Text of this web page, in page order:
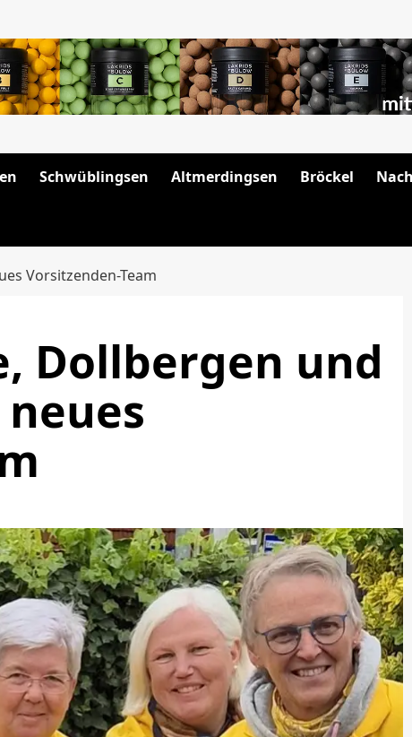
Schwüblingsen Altmerdingsen Bröckel
Vorsitzenden-Team
Dollbergen und